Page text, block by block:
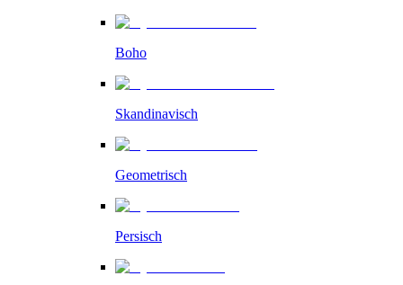
Boho
Skandinavisch
Geometrisch
Persisch